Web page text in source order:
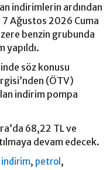
indirimlerin ardından
Ağustos 2026 Cuma
benzin grubunda
yapıldı.
söz konusu
(ÖTV)
indirim pompa
68,22 TL ve
devam edecek.
indirim, petrol ,